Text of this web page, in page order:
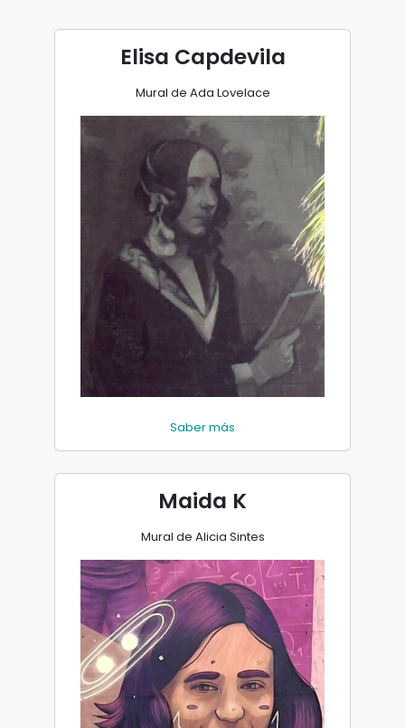
Elisa Capdevila
Mural de Ada Lovelace
Saber más
Maida K
Mural de Alicia Sintes